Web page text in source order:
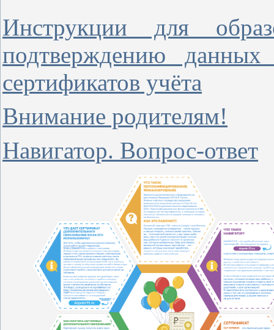
Инструкции для
подтверждению
сертификатов учёта
Внимание родителям!
Навигатор. Вопрос-ответ